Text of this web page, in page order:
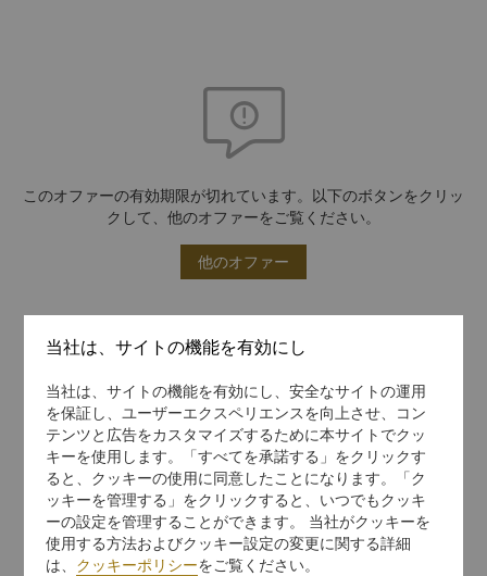
このオファーの有効期限が切れています。以下のボタンをクリッ
クして、他のオファーをご覧ください。
他のオファー
当社は、サイトの機能を有効にし
当社は、サイトの機能を有効にし、安全なサイトの運用
を保証し、ユーザーエクスペリエンスを向上させ、コン
テンツと広告をカスタマイズするために本サイトでクッ
キーを使用します。「すべてを承諾する」をクリックす
ると、クッキーの使用に同意したことになります。「ク
ッキーを管理する」をクリックすると、いつでもクッキ
ーの設定を管理することができます。 当社がクッキーを
使用する方法およびクッキー設定の変更に関する詳細
は、 クッキーポリシーをご覧ください。